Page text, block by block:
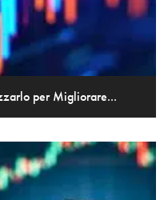
per Migliorare...